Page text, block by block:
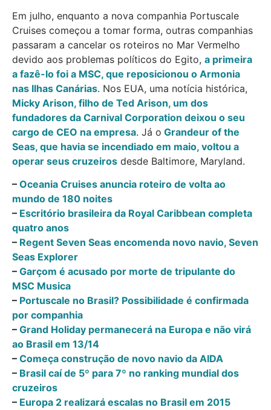
Em julho, enquanto a nova companhia Portuscale
Cruises começou a tomar forma, outras companhias
passaram a cancelar os roteiros no Mar Vermelho
devido aos problemas políticos do Egito, a primeira
a fazê-lo foi a MSC, que reposicionou o Armonia
nas Ilhas Canárias. Nos EUA, uma notícia histórica,
Micky Arison, filho de Ted Arison, um dos
fundadores da Carnival Corporation deixou o seu
cargo de CEO na empresa. Já o Grandeur of the
Seas, que havia se incendiado em maio, voltou a
operar seus cruzeiros desde Baltimore, Maryland.
– Oceania Cruises anuncia roteiro de volta ao
mundo de 180 noites
– Escritório brasileira da Royal Caribbean completa
quatro anos
– Regent Seven Seas encomenda novo navio, Seven
Seas Explorer
– Garçom é acusado por morte de tripulante do
MSC Musica
– Portuscale no Brasil? Possibilidade é confirmada
por companhia
– Grand Holiday permanecerá na Europa e não virá
ao Brasil em 13/14
– Começa construção de novo navio da AIDA
– Brasil caí de 5º para 7º no ranking mundial dos
cruzeiros
– Europa 2 realizará escalas no Brasil em 2015